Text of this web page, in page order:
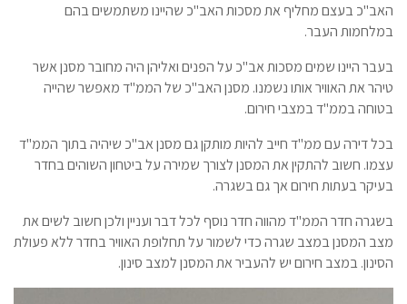
האב"כ בעצם מחליף את מסכות האב"כ שהיינו משתמשים בהם
במלחמות העבר.
בעבר היינו שמים מסכות אב"כ על הפנים ואליהן היה מחובר מסנן אשר
טיהר את האוויר אותו נשמנו. מסנן האב"כ של הממ"ד מאפשר שהייה
בטוחה בממ"ד במצבי חירום.
בכל דירה עם ממ"ד חייב להיות מותקן גם מסנן אב"כ שיהיה בתוך הממ"ד
עצמו. חשוב להתקין את המסנן לצורך שמירה על ביטחון השוהים בחדר
בעיקר בעתות חירום אך גם בשגרה.
בשגרה חדר הממ"ד מהווה חדר נוסף לכל דבר ועניין ולכן חשוב לשים את
מצב המסנן במצב שגרה כדי לשמור על תחלופת האוויר בחדר ללא פעולת
הסינון. במצב חירום יש להעביר את המסנן למצב סינון.